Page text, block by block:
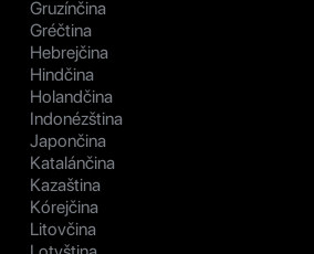
Gruzínčina
Gréčtina
Hebrejčina
Hindčina
Holandčina
Indonézština
Japončina
Katalánčina
Kazaština
Kórejčina
Litovčina